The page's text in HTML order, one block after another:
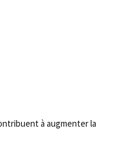
à augmenter la